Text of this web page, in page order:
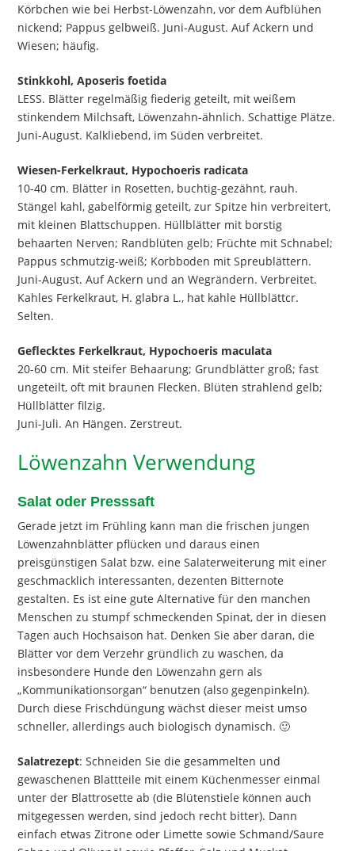
Körbchen wie bei Herbst-Löwenzahn, vor dem Aufblühen
nickend; Pappus gelbweiß. Juni-August. Auf Ackern und
Wiesen; häufig.
Stinkkohl, Aposeris foetida
LESS. Blätter regelmäßig fiederig geteilt, mit weißem
stinkendem Milchsaft, Löwenzahn-ähnlich. Schattige Plätze.
Juni-August. Kalkliebend, im Süden verbreitet.
Wiesen-Ferkelkraut, Hypochoeris radicata
10-40 cm. Blätter in Rosetten, buchtig-gezähnt, rauh.
Stängel kahl, gabelförmig geteilt, zur Spitze hin verbreitert,
mit kleinen Blattschuppen. Hüllblätter mit borstig
behaarten Nerven; Randblüten gelb; Früchte mit Schnabel;
Pappus schmutzig-weiß; Korbboden mit Spreublättern.
Juni-August. Auf Ackern und an Wegrändern. Verbreitet.
Kahles Ferkelkraut, H. glabra L., hat kahle Hüllblättcr.
Selten.
Geflecktes Ferkelkraut, Hypochoeris maculata
20-60 cm. Mit steifer Behaarung; Grundblätter groß; fast
ungeteilt, oft mit braunen Flecken. Blüten strahlend gelb;
Hüllblätter filzig.
Juni-Juli. An Hängen. Zerstreut.
Löwenzahn Verwendung
Salat oder Presssaft
Gerade jetzt im Frühling kann man die frischen jungen
Löwenzahnblätter pflücken und daraus einen
preisgünstigen Salat bzw. eine Salaterweiterung mit einer
geschmacklich interessanten, dezenten Bitternote
gestalten. Es ist eine gute Alternative für den manchen
Menschen zu stumpf schmeckenden Spinat, der in diesen
Tagen auch Hochsaison hat. Denken Sie aber daran, die
Blätter vor dem Verzehr gründlich zu waschen, da
insbesondere Hunde den Löwenzahn gern als
„Kommunikationsorgan“ benutzen (also gegenpinkeln).
Durch diese Frischdüngung wächst dieser meist umso
schneller, allerdings auch biologisch dynamisch. 🙂
Salatrezept: Schneiden Sie die gesammelten und
gewaschenen Blattteile mit einem Küchenmesser einmal
unter der Blattrosette ab (die Blütenstiele können auch
mitgegessen werden, sind jedoch recht bitter). Dann
einfach etwas Zitrone oder Limette sowie Schmand/Saure